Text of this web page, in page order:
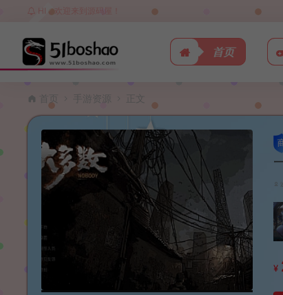
HI，欢迎来到源码屋！
首页
首页 手游资源 正文
¥